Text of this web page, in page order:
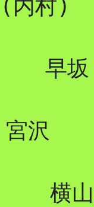
内村)
早坂
沢
横山